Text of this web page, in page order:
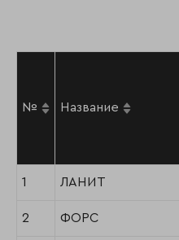
№ Название
1 ЛАНИТ
2 ФОРС